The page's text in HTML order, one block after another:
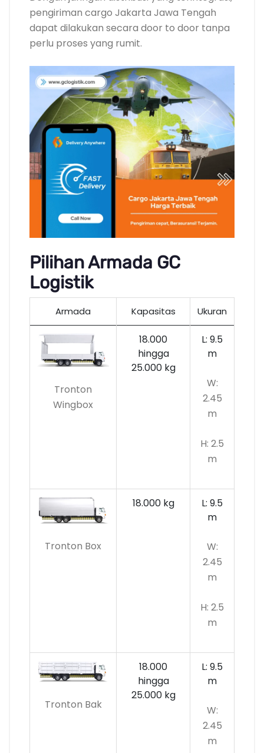
pengiriman cargo Jakarta Jawa Tengah
dapat dilakukan secara door to door tanpa
perlu proses yang rumit.
Pilihan Armada GC
Logistik
Armada Kapasitas Ukuran
Tronton
Wingbox
18.000
hingga
25.000 kg
L: 9.5
m
W:
2.45
m
H: 2.5
m
Tronton Box
18.000 kg
L: 9.5
m
W:
2.45
m
H: 2.5
m
Tronton Bak
18.000
hingga
25.000 kg
L: 9.5
m
W:
2.45
m